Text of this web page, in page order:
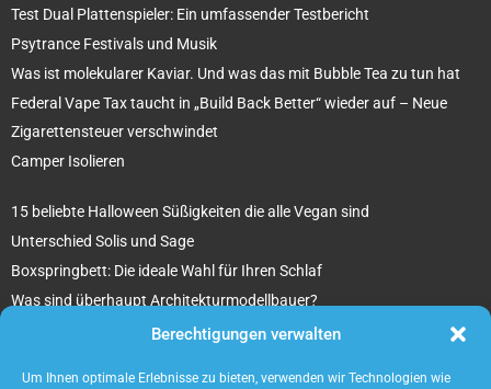
Berechtigungen verwalten
Um Ihnen optimale Erlebnisse zu bieten, verwenden wir Technologien wie
Test Dual Plattenspieler: Ein umfassender Testbericht
Psytrance Festivals und Musik
Was ist molekularer Kaviar. Und was das mit Bubble Tea zu tun hat
Federal Vape Tax taucht in „Build Back Better“ wieder auf – Neue
Zigarettensteuer verschwindet
Camper Isolieren
15 beliebte Halloween Süßigkeiten die alle Vegan sind
Unterschied Solis und Sage
Boxspringbett: Die ideale Wahl für Ihren Schlaf
Was sind überhaupt Architekturmodellbauer?
Tipps für Ihr beton ciré Badezimmer